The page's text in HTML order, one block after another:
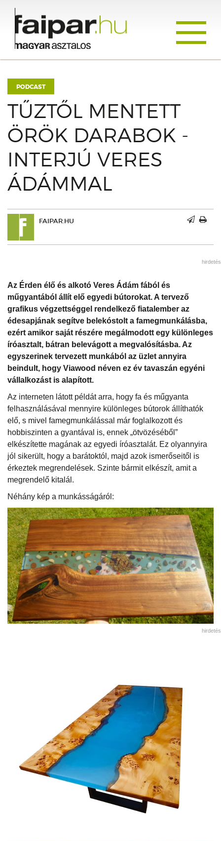
PODCAST
TŰZTŐL MENTETT
ÖRÖK DARABOK -
INTERJÚ VERES
ÁDÁMMAL
FAIPAR.HU
hirdetés
Az Érden élő és alkotó Veres Ádám fából és
műgyantából állít elő egyedi bútorokat. A tervező
grafikus végzettséggel rendelkező fiatalember az
édesapjának segítve belekóstolt a famegmunkálásba,
ezért amikor saját részére megálmodott egy különleges
íróasztalt, bátran belevágott a megvalósításba. Az
egyszerinek tervezett munkából az üzlet annyira
beindult, hogy Viawood néven ez év tavaszán egyéni
vállalkozást is alapított.
Az interneten látott példát arra, hogy fa és műgyanta
felhasználásával mennyire különleges bútorok állíthatók
elő, s mivel famegmunkálással már foglalkozott és
hobbiszinten a gyantával is, ennek „ötvözéséből”
elkészítette magának az egyedi íróasztalát. Ez olyannyira
jól sikerült, hogy a barátoktól, majd azok ismerőseitől is
érkeztek megrendelések. Szinte bármit elkészít, amit a
megrendelő kitalál.
Néhány kép a munkásságáról:
hirdetés